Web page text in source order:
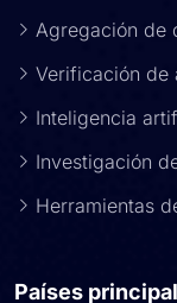
Agregación de
Verificación de
Inteligencia
Investigación
Herramientas
Países